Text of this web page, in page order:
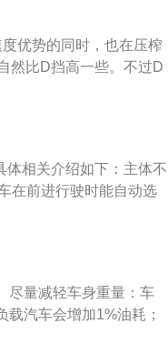
坡可以挂上s档。
然间踩油门S挡会很快反
，S挡给你那种驾驶感受
挡比D挡更耗油，S挡在
挡的驾驶乐趣；6、动
转速时，发动机无法提
动力强，一般在超车或者
到更加经济的D挡。不
行驶的汽车，发动机
在1倒挡（相当于1到4
属于普通的驾驶挡，字
的快慢只需要控制好油
挡耗油多，不能频繁使
增加。虽然可以说可以
不改变其他工作环节的
损；3、用S挡上坡更有
制在一挡和二挡，上
，液压系统的控制装置
行。直接踩油门就行。
只能接通前进挡的一挡
显的降挡，所以强制降
优势的同时，也在压榨
然比D挡高一些。不过D
加灵敏：挂进D挡要稍
。3、用S挡上坡更有
限制在一挡和二挡，上
式。当车辆挂入S挡
矩输出以获得更多动
用的挡位。换上D挡，
体相关介绍如下：主体不
在前进行驶时能自动选
动挡车型中最常见的挡
，力度加大。同时，悬
理不同；D档：当换挡
度信号和车速信号自动
变化在前进挡中自动升
，变速箱可以自由换
尽量减轻车身重量：车
汽车会增加1%油耗；
坏原车设计的流线设